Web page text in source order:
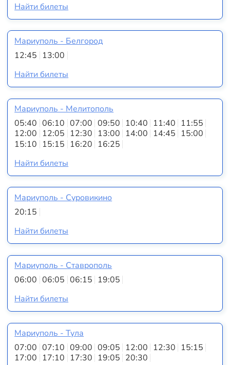
Найти билеты
Мариуполь - Белгород
12:45 13:00
Найти билеты
Мариуполь - Мелитополь
05:40 06:10 07:00 09:50 10:40 11:40 11:55
12:00 12:05 12:30 13:00 14:00 14:45 15:00
15:10 15:15 16:20 16:25
Найти билеты
Мариуполь - Суровикино
20:15
Найти билеты
Мариуполь - Ставрополь
06:00 06:05 06:15 19:05
Найти билеты
Мариуполь - Тула
07:00 07:10 09:00 09:05 12:00 12:30 15:15
17:00 17:10 17:30 19:05 20:30